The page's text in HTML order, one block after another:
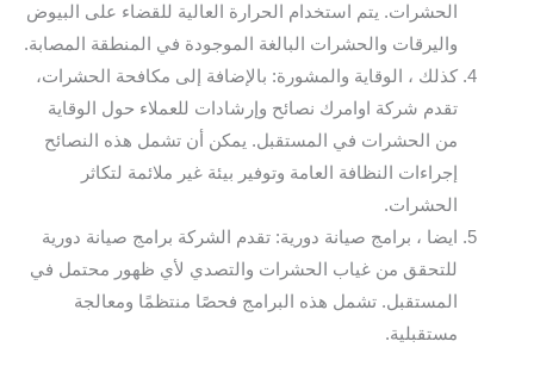
الحشرات. يتم استخدام الحرارة العالية للقضاء على البيوض
واليرقات والحشرات البالغة الموجودة في المنطقة المصابة.
كذلك ، الوقاية والمشورة: بالإضافة إلى مكافحة الحشرات،
تقدم شركة اوامرك نصائح وإرشادات للعملاء حول الوقاية
من الحشرات في المستقبل. يمكن أن تشمل هذه النصائح
إجراءات النظافة العامة وتوفير بيئة غير ملائمة لتكاثر
الحشرات.
ايضا ، برامج صيانة دورية: تقدم الشركة برامج صيانة دورية
للتحقق من غياب الحشرات والتصدي لأي ظهور محتمل في
المستقبل. تشمل هذه البرامج فحصًا منتظمًا ومعالجة
مستقبلية.